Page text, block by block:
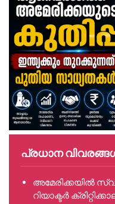
പ്രധാന
അമേരിക്കയിൽ
റിയാക്ടർ